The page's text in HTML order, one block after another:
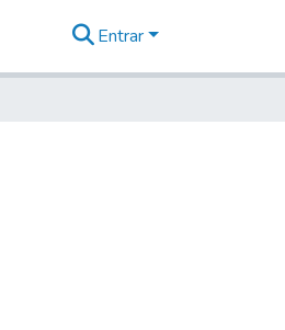
Entrar